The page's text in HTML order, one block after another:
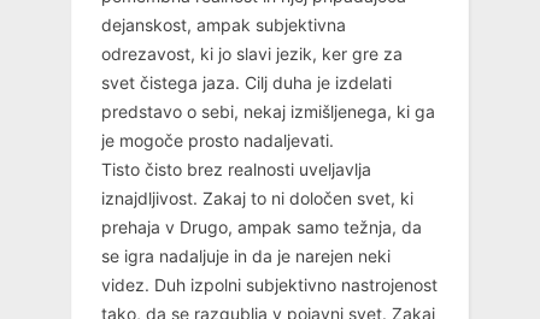
dejanskost, ampak subjektivna
odrezavost, ki jo slavi jezik, ker gre za
svet čistega jaza. Cilj duha je izdelati
predstavo o sebi, nekaj izmišljenega, ki ga
je mogoče prosto nadaljevati.
Tisto čisto brez realnosti uveljavlja
iznajdljivost. Zakaj to ni določen svet, ki
prehaja v Drugo, ampak samo težnja, da
se igra nadaljuje in da je narejen neki
videz. Duh izpolni subjektivno nastrojenost
tako, da se razgublja v pojavni svet. Zakaj